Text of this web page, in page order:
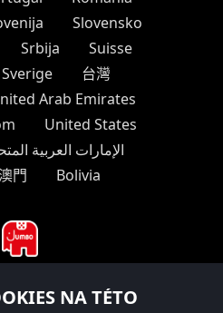
NA TÉTO
Slovensko
Srbija
Suisse
Sverige
台灣
Arab Emirates
United States
الإمارات العربية
澳門 Bolivia